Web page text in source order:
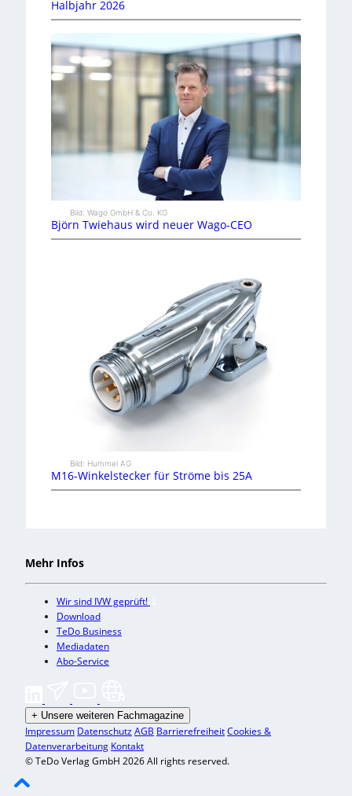
Halbjahr 2026
Bild: Wago GmbH & Co. KG
Björn Twiehaus wird neuer Wago-CEO
Bild: Hummel AG
M16-Winkelstecker für Ströme bis 25A
Mehr Infos
Wir sind IVW geprüft!
Download
TeDo Business
Mediadaten
Abo-Service
+ Unsere weiteren Fachmagazine
Impressum DatenschutzAGB BarrierefreiheitCookies &
Datenverarbeitung Kontakt
© TeDo Verlag GmbH 2026 All rights reserved.